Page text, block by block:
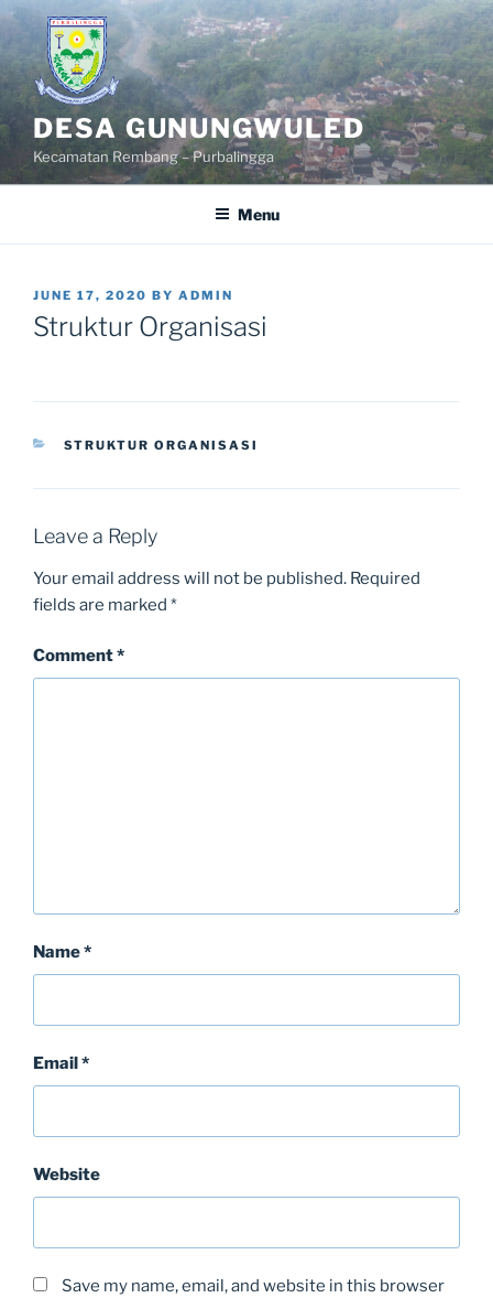
Skip
to
content
DESA GUNUNGWULED
Kecamatan Rembang – Purbalingga
Menu
POSTED
ON
JUNE 17, 2020 BY ADMIN
Struktur Organisasi
CATEGORIES
STRUKTUR ORGANISASI
Leave a Reply
Your email address will not be published. Required
fields are marked *
Comment*
Name*
Email*
Website
Save my name, email, and website in this browser